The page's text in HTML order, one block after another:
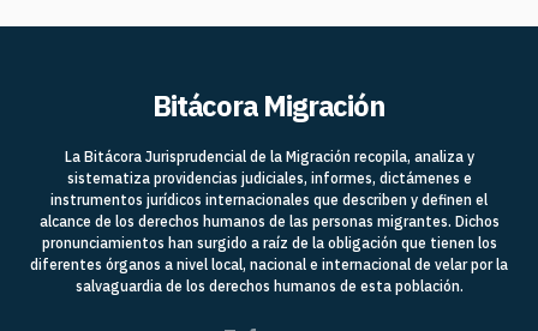
Bitácora Migración
La Bitácora Jurisprudencial de la Migración recopila, analiza y
sistematiza providencias judiciales, informes, dictámenes e
instrumentos jurídicos internacionales que describen y definen el
alcance de los derechos humanos de las personas migrantes. Dichos
pronunciamientos han surgido a raíz de la obligación que tienen los
diferentes órganos a nivel local, nacional e internacional de velar por la
salvaguardia de los derechos humanos de esta población.